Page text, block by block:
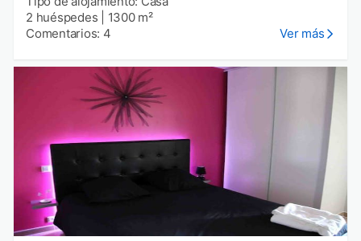
2 huéspedes
1300 m²
Comentarios: 4
Ver más